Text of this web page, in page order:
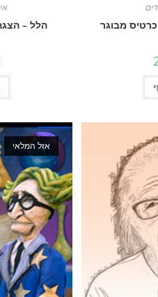
הלל – מבוגר
אזל המלאי